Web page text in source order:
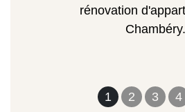
1 2 3 4
rénovation
Chambéry.